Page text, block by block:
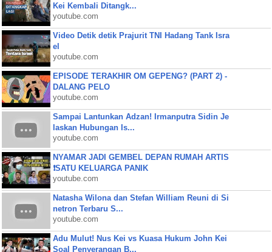
Kei Kembali Ditangk...
youtube.com
Video Detik detik Prajurit TNI Hadang Tank Isra
el
youtube.com
EPISODE TERAKHIR OM GEPENG? (PART 2) -
DALANG PELO
youtube.com
Sampai Lantunkan Adzan! Irmanputra Sidin Je
laskan Hubungan Is...
youtube.com
NYAMAR JADI GEMBEL DEPAN RUMAH ARTIS
❗SATU KELUARGA PANIK
youtube.com
Natasha Wilona dan Stefan William Reuni di Si
netron Terbaru S...
youtube.com
Adu Mulut! Nus Kei vs Kuasa Hukum John Kei
Soal Penyerangan B...